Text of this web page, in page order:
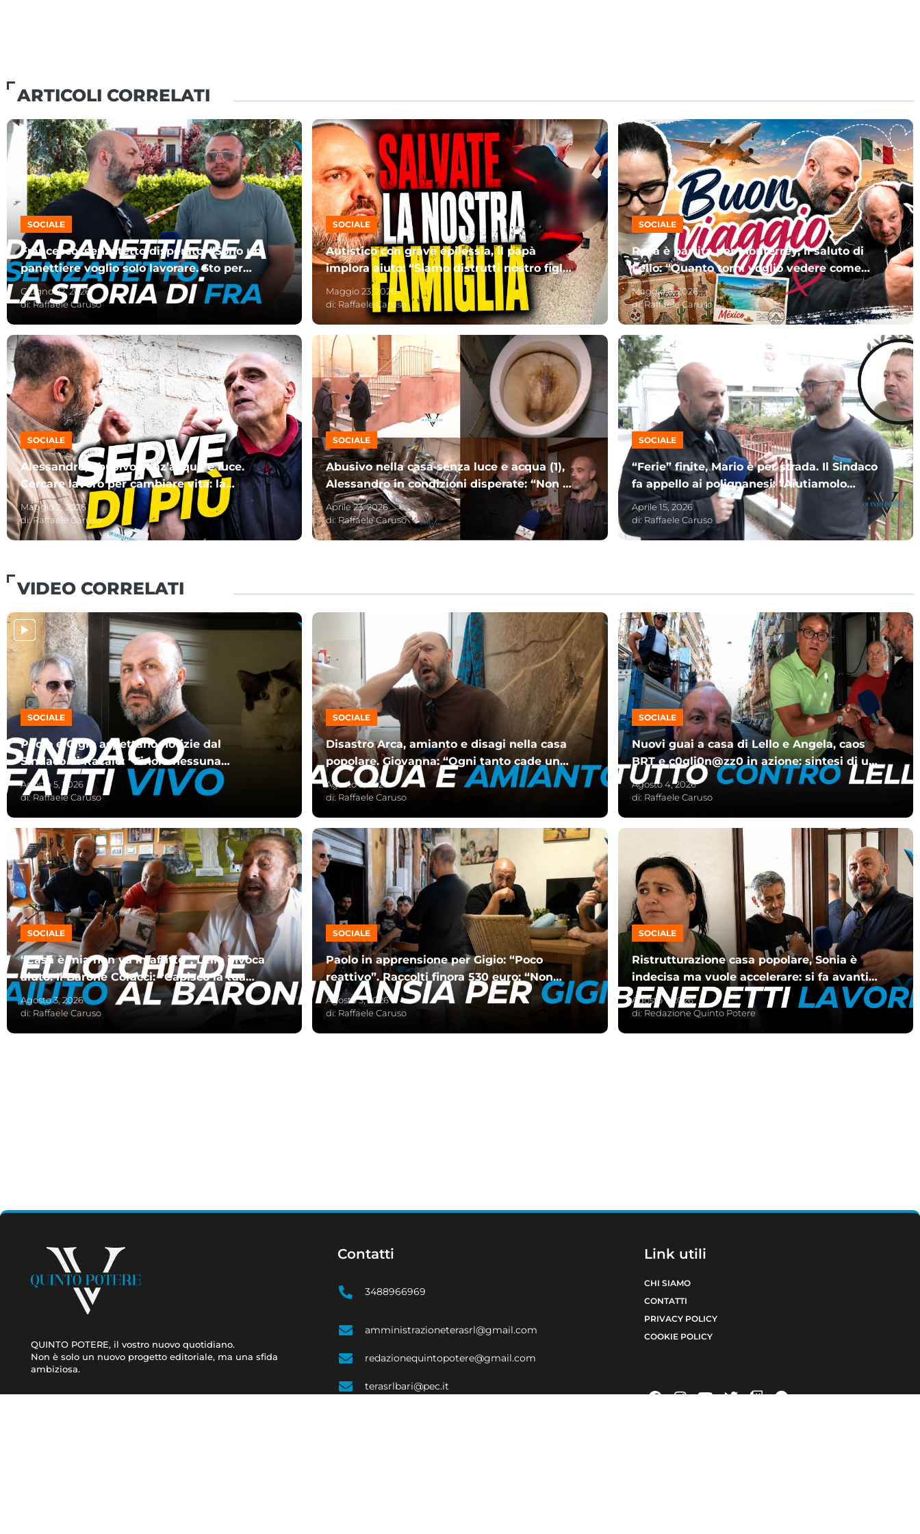
ARTICOLI CORRELATI
SOCIALE
Francesco, senzatetto disperato: “Sono un
panettiere voglio solo lavorare. Sto per
impazzire”
Giugno 22, 2026
di:Raffaele Caruso
SOCIALE
Autistico con grave epilessia, il papà
implora aiuto: “Siamo distrutti nostro figlio
è una furia”
Maggio 23, 2026
di: Raffaele Caruso
SOCIALE
Rosa è partita per Monterrey, il saluto di
Lello: “Quanto torni voglio vedere come
sei composta”
Maggio 8, 2026
di:Raffaele Caruso
SOCIALE
Alessandro, abusivo senz’acqua e luce.
Cercare lavoro per cambiare vita: la
discussione s’infiamma
Maggio 2, 2026
di:Raffaele Caruso
SOCIALE
Abusivo nella casa senza luce e acqua (1),
Alessandro in condizioni disperate: “Non è
colpa mia”
Aprile 23, 2026
di:Raffaele Caruso
SOCIALE
“Ferie” finite, Mario è per strada. Il Sindaco
fa appello ai polignanesi: “Aiutiamolo
insieme”
Aprile 15, 2026
di: Raffaele Caruso
VIDEO CORRELATI
SOCIALE
Paolo e Gigio aspettano notizie dal
Sindaco di Racale: “Finora nessuna
indicazione”
Agosto 5, 2026
di: Raffaele Caruso
SOCIALE
Disastro Arca, amianto e disagi nella casa
popolare. Giovanna: “Ogni tanto cade un
pezzetto”
Agosto 5, 2026
di: Raffaele Caruso
SOCIALE
Nuovi guai a casa di Lello e Angela, caos
BRT e c0gli0n@zz0 in azione: sintesi di un
giorno perfetto
Agosto 4, 2026
di: Raffaele Caruso
SOCIALE
“Casa è mia non va in affitto”, Lello invoca
aiuto. Il Barone Colucci: “Capisco la tua
sofferenza”
Agosto 3, 2026
di: Raffaele Caruso
SOCIALE
Paolo in apprensione per Gigio: “Poco
reattivo”. Raccolti finora 530 euro: “Non
me l’aspettavo”
Agosto 3, 2026
di: Raffaele Caruso
SOCIALE
Ristrutturazione casa popolare, Sonia è
indecisa ma vuole accelerare: si fa avanti
David
Agosto 1, 2026
di: Redazione Quinto Potere
QUINTO POTERE, il vostro nuovo quotidiano.
Non è solo un nuovo progetto editoriale, ma una sfida
ambiziosa.
Contatti
3488966969
amministrazioneterasrl@gmail.com
redazionequintopotere@gmail.com
terasrlbari@pec.it
Link utili
CHI SIAMO
CONTATTI
PRIVACY POLICY
COOKIE POLICY